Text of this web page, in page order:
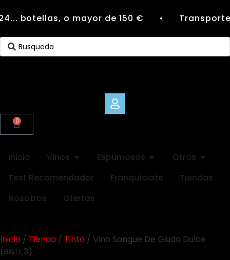
botellas, o mayor de 150 € ●
0
Inicio Vinos Espumosos
Otros
Test Recomendador
Franquíciate
Tiendas
Nosotros
Ofertas
Inicio / Tienda / Tinto / Vino Sangue De Giuda Dulce
(B&Lt;3)